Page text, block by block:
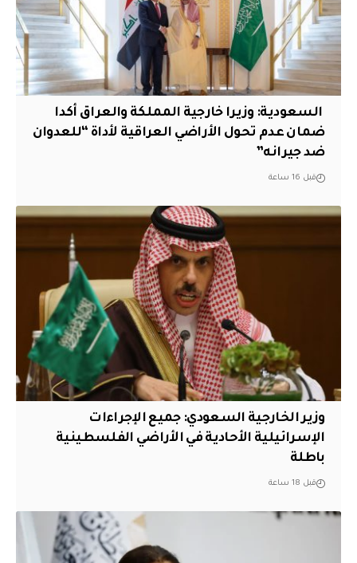
‏ السعودية: وزيرا خارجية المملكة والعراق أكدا
ضمان عدم تحول الأراضي العراقية لأداة “للعدوان
ضد جيرانه”
قبل 16 ساعة
وزير الخارجية السعودي: جميع الإجراءات
الإسرائيلية الأحادية في الأراضي الفلسطينية
باطلة
قبل 18 ساعة